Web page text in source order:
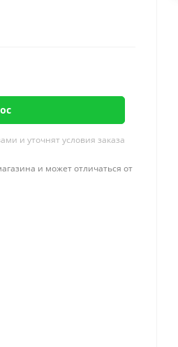
и уточнят условия заказа
и может отличаться от